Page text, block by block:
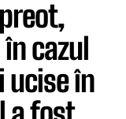
cazul
în